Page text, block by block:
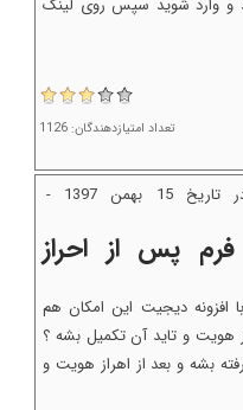
و وارد شوید سپس روی لینک
تعداد امتیازدهندگان: 1126
ارسال شده توسط کاربر مهمان در تاریخ 15 بهمن 1397 -
پس از احراز
افزونه دیجیت این امکان هم
هویت و تاید آن تکمیل بشه ؟
بشه و بعد از اهراز هویت و